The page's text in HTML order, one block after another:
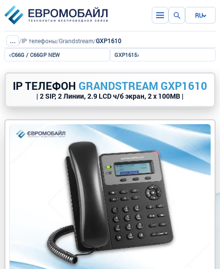
RU
... /IP телефоны/Grandstream/GXP1610
‹C66G / C66GP NEW GXP1615›
IP ТЕЛЕФОН GRANDSTREAM GXP1610
| 2 SIP, 2 Линии, 2.9 LCD ч/б экран, 2 x 100MB |